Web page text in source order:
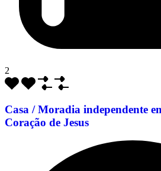
2
Casa / Moradia independente
Coração de Jesus